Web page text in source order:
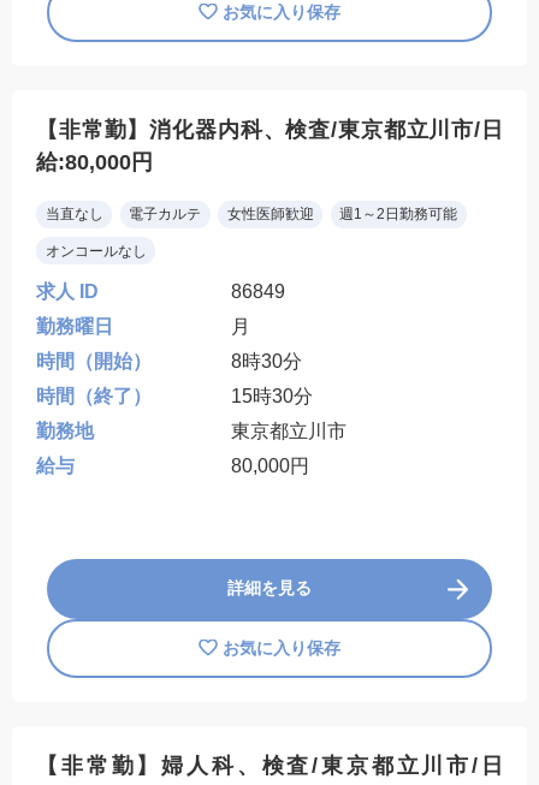
お気に入り保存
【非常勤】消化器内科、検査/東京都立川市/日
給:80,000円
当直なし 電子カルテ 女性医師歓迎 週1～2日勤務可能
オンコールなし
求人 ID
86849
勤務曜日
月
時間（開始）
8時30分
時間（終了）
15時30分
勤務地
東京都立川市
給与
80,000円
詳細を見る
お気に入り保存
【非常勤】婦人科、検査/東京都立川市/日